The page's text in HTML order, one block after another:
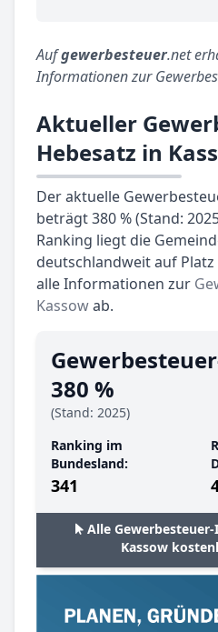
Aufgewerbesteuer.net
Informationen zur
Aktueller
Hebesatz in
Der aktuelle
beträgt 380 % (Stand:
Ranking liegt die
deutschlandweit auf Platz
alle Informationen zur
Kassowab.
380 %
(Stand: 2025)
Ranking im
Bundesland:
341
Alle
Kassow